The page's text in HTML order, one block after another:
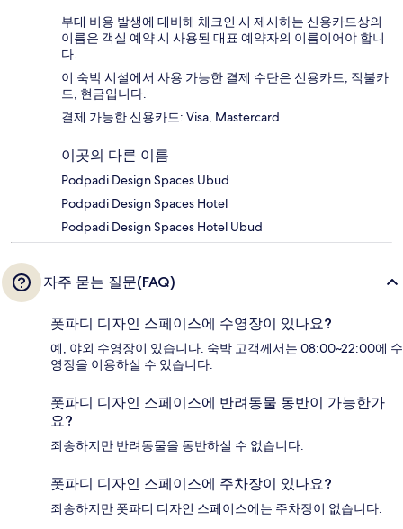
부대 비용 발생에 대비해 체크인 시 제시하는 신용카드상의
이름은 객실 예약 시 사용된 대표 예약자의 이름이어야 합니
다.
이 숙박 시설에서 사용 가능한 결제 수단은 신용카드, 직불카
드, 현금입니다.
결제 가능한 신용카드: Visa, Mastercard
이곳의 다른 이름
Podpadi Design Spaces Ubud
Podpadi Design Spaces Hotel
Podpadi Design Spaces Hotel Ubud
자주 묻는 질문(FAQ)
폿파디 디자인 스페이스에 수영장이 있나요?
예, 야외 수영장이 있습니다. 숙박 고객께서는 08:00~22:00에 수
영장을 이용하실 수 있습니다.
폿파디 디자인 스페이스에 반려동물 동반이 가능한가
요?
죄송하지만 반려동물을 동반하실 수 없습니다.
폿파디 디자인 스페이스에 주차장이 있나요?
죄송하지만 폿파디 디자인 스페이스에는 주차장이 없습니다.